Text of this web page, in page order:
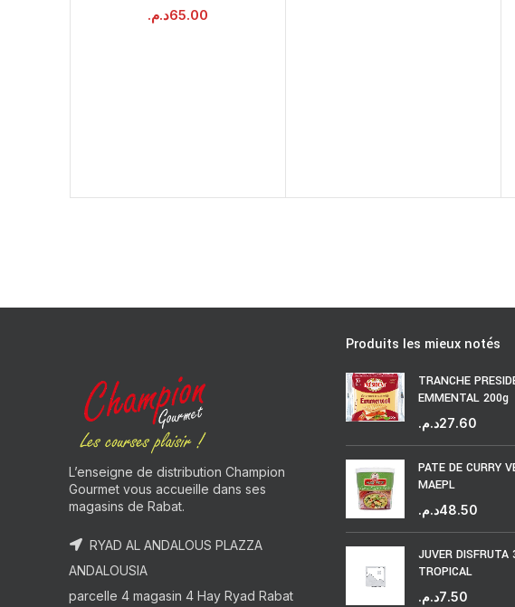
65.00د.م.
L’enseigne de distribution Champion
Gourmet vous accueille dans ses
magasins de Rabat.
RYAD AL ANDALOUS PLAZZA
ANDALOUSIA
parcelle 4 magasin 4 Hay Ryad Rabat
Produits les mieux notés
TRANCHE
EMMENTAL 200g
27.60د.م.
PATE DE CURRY
MAEPL
48.50د.م.
JUVER
TROPICAL
7.50د.م.